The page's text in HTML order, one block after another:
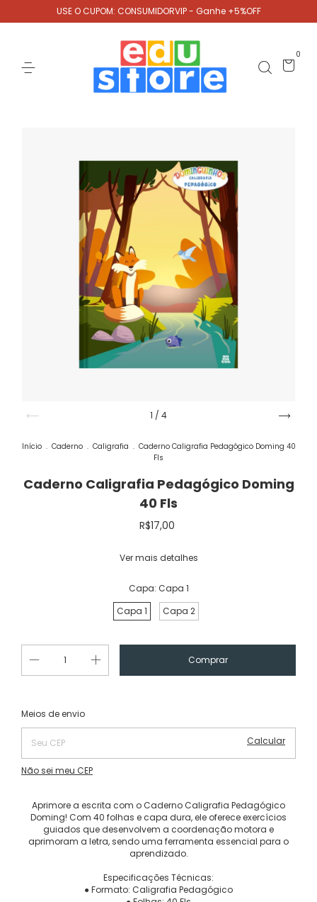
USE O CUPOM: CONSUMIDORVIP - Ganhe +5%OFF
0
1 / 4
Início . Caderno . Caligrafia . Caderno Caligrafia Pedagógico Doming 40
Fls
Caderno Caligrafia Pedagógico Doming
40 Fls
R$17,00
Ver mais detalhes
Capa: Capa 1
Capa 1
Capa 2
Entregas para o CEP:
Meios de envio
Calcular
Não sei meu CEP
Aprimore a escrita com o Caderno Caligrafia Pedagógico
Doming! Com 40 folhas e capa dura, ele oferece exercícios
guiados que desenvolvem a coordenação motora e
aprimoram a letra, sendo uma ferramenta essencial para o
aprendizado.
Especificações Técnicas:
● Formato: Caligrafia Pedagógico